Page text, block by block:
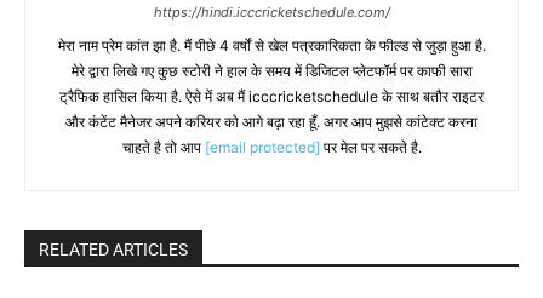
https://hindi.icccricketschedule.com/
मेरा नाम प्रेम कांत झा है. मैं पीछे 4 वर्षों से खेल पत्रकारिकता के फील्ड से जुड़ा हुआ है.
मेरे द्वारा लिखे गए कुछ स्टोरी ने हाल के समय में डिजिटल प्लेटफॉर्म पर काफी सारा
ट्रैफिक हासिल किया है. ऐसे में अब मैं icccricketschedule के साथ बतौर राइटर
और कंटेंट मैनेजर अपने करियर को आगे बढ़ा रहा हूँ. अगर आप मुझसे कांटेक्ट करना
चाहते है तो आप [email protected] पर मेल पर सकते है.
RELATED ARTICLES